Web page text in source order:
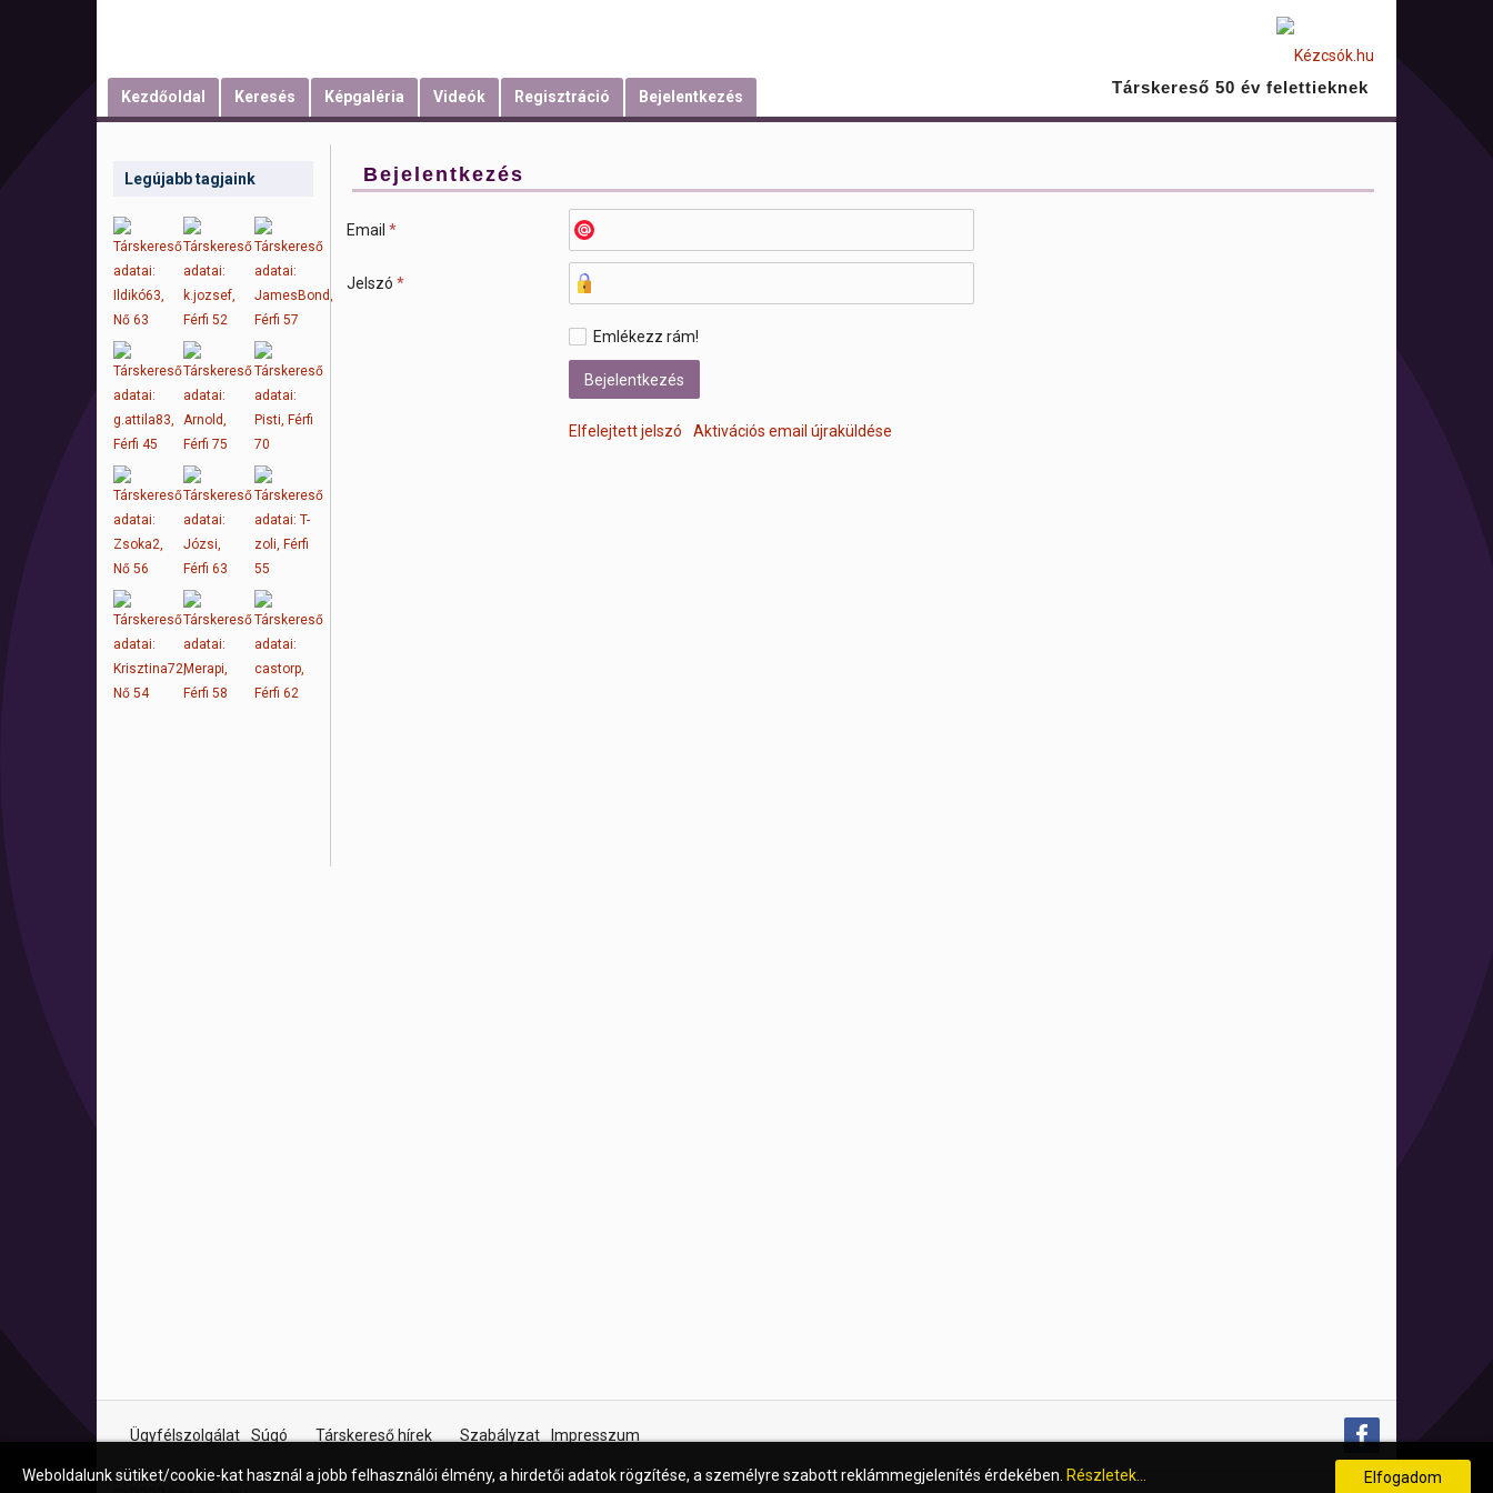
Kezdőoldal Keresés Képgaléria Videók Regisztráció Bejelentkezés Társkereső 50 év felettieknek
Legújabb tagjaink Bejelentkezés
Email *
Jelszó *
Emlékezz rám!
Elfelejtett jelszó Aktivációs email újraküldése
Ügyfélszolgálat Súgó Társkereső hírek Szabályzat Impresszum
Weboldalunk sütiket/cookie-kat használ a jobb felhasználói élmény, a hirdetői adatok rögzítése, a személyre szabott reklámmegjelenítés érdekében. Részletek... Elfogadom